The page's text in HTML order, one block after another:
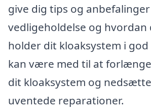
give dig tips og
vedligeholdelse og hvordan
holder dit kloaksystem i
kan være med til at
dit kloaksystem og
uventede reparationer.